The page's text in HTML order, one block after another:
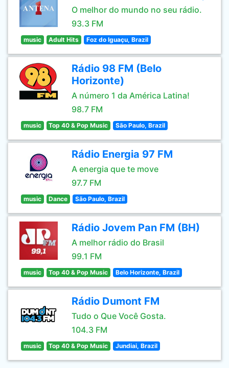
O melhor do mundo no seu rádio.
93.3 FM
music Adult Hits Foz do Iguaçu, Brazil
Rádio 98 FM (Belo
Horizonte)
A número 1 da América Latina!
98.7 FM
music Top 40 & Pop Music São Paulo, Brazil
Rádio Energia 97 FM
A energia que te move
97.7 FM
music Dance São Paulo, Brazil
Rádio Jovem Pan FM (BH)
A melhor rádio do Brasil
99.1 FM
music Top 40 & Pop Music Belo Horizonte, Brazil
Rádio Dumont FM
Tudo o Que Você Gosta.
104.3 FM
music Top 40 & Pop Music Jundiai, Brazil